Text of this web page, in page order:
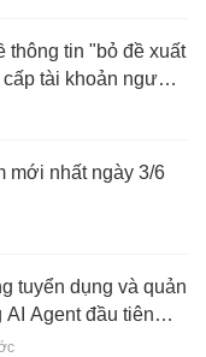
thông tin "bỏ đề xuất
tài khoản người
mới nhất ngày 3/6
tuyển dụng và quản
Agent đầu tiên